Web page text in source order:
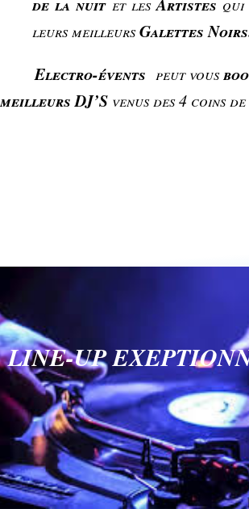
leurs meilleursGalettes
Electro-évents peut vous
meilleurs DJ’S venus des 4 coins de
LINE-UP